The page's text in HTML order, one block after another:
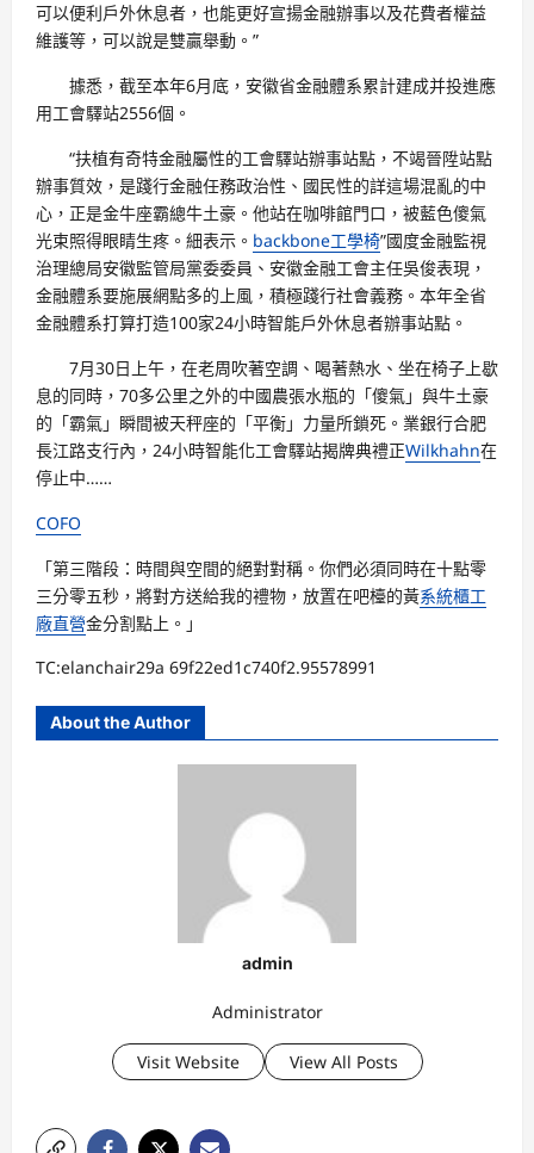
可以便利戶外休息者，也能更好宣揚金融辦事以及花費者權益
維護等，可以說是雙贏舉動。”
據悉，截至本年6月底，安徽省金融體系累計建成并投進應
用工會驛站2556個。
“扶植有奇特金融屬性的工會驛站辦事站點，不竭晉陞站點
辦事質效，是踐行金融任務政治性、國民性的詳這場混亂的中
心，正是金牛座霸總牛土豪。他站在咖啡館門口，被藍色傻氣
光束照得眼睛生疼。細表示。 backbone工學椅”國度金融監視
治理總局安徽監管局黨委委員、安徽金融工會主任吳俊表現，
金融體系要施展網點多的上風，積極踐行社會義務。本年全省
金融體系打算打造100家24小時智能戶外休息者辦事站點。
7月30日上午，在老周吹著空調、喝著熱水、坐在椅子上歇
息的同時，70多公里之外的中國農張水瓶的「傻氣」與牛土豪
的「霸氣」瞬間被天秤座的「平衡」力量所鎖死。業銀行合肥
長江路支行內，24小時智能化工會驛站揭牌典禮正Wilkhahn在
停止中……
COFO
「第三階段：時間與空間的絕對對稱。你們必須同時在十點零
三分零五秒，將對方送給我的禮物，放置在吧檯的黃系統櫃工
廠直營金分割點上。」
TC:elanchair29a 69f22ed1c740f2.95578991
About the Author
admin
Administrator
Visit Website View All Posts